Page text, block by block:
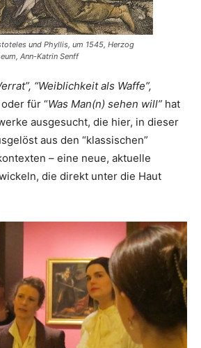
und Phyllis, um 1545, Herzog
Ann-Katrin Senff
“Weiblichkeit als Waffe”,
oder für “Was Man(n) sehen will” hat
ausgesucht, die hier, in dieser
aus den “klassischen”
– eine neue, aktuelle
die direkt unter die Haut